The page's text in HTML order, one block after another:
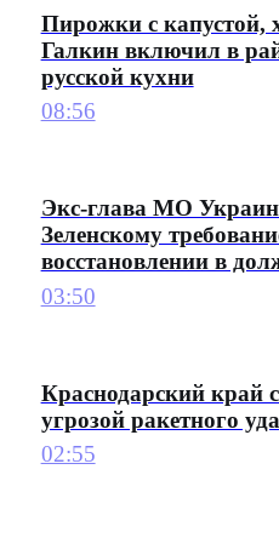
Пирожки с капустой,
Галкин включил в
русской кухни
08:56
Экс-глава МО
Зеленскому
восстановлении в
03:50
Краснодарский край
угрозой ракетного
02:55